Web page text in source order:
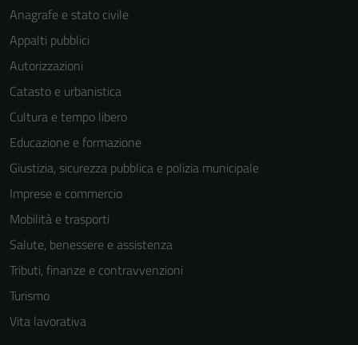
Anagrafe e stato civile
Appalti pubblici
Autorizzazioni
Catasto e urbanistica
Cultura e tempo libero
Educazione e formazione
Giustizia, sicurezza pubblica e polizia municipale
Imprese e commercio
Mobilità e trasporti
Salute, benessere e assistenza
Tributi, finanze e contravvenzioni
Turismo
Vita lavorativa